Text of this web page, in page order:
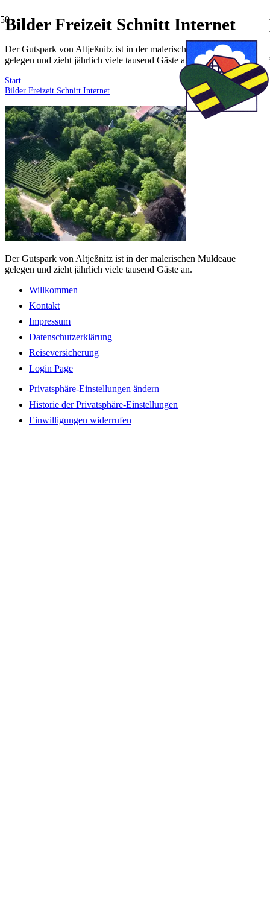
Bilder Freizeit Schnitt Internet
Der Gutspark von Altjeßnitz ist in der malerischen Muldeaue
gelegen und zieht jährlich viele tausend Gäste an.
Start
Bilder Freizeit Schnitt Internet
Der Gutspark von Altjeßnitz ist in der malerischen Muldeaue
gelegen und zieht jährlich viele tausend Gäste an.
Willkommen
Kontakt
Impressum
Datenschutzerklärung
Reiseversicherung
Login Page
Privatsphäre-Einstellungen ändern
Historie der Privatsphäre-Einstellungen
Einwilligungen widerrufen